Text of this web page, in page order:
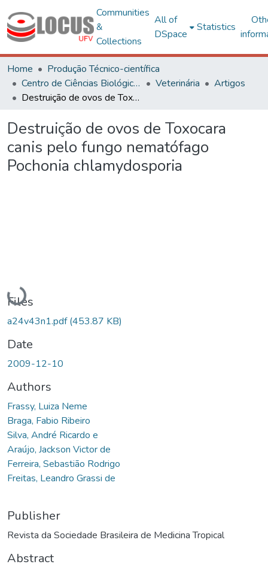
Communities
&
Collections
All of
DSpace
Statistics
Home
Produção Técnico-científica
Centro de Ciências Biológicas e da Saúde
Veterinária
Artigos
Destruição de ovos de Toxocara canis pelo fungo nematófago Pochonia chlamydosporia
Destruição de ovos de Toxocara
canis pelo fungo nematófago
Pochonia chlamydosporia
Loading...
Files
a24v43n1.pdf(453.87 KB)
Date
2009-12-10
Authors
Frassy, Luiza Neme
Braga, Fabio Ribeiro
Silva, André Ricardo e
Araújo, Jackson Victor de
Ferreira, Sebastião Rodrigo
Freitas, Leandro Grassi de
Publisher
Revista da Sociedade Brasileira de Medicina Tropical
Abstract